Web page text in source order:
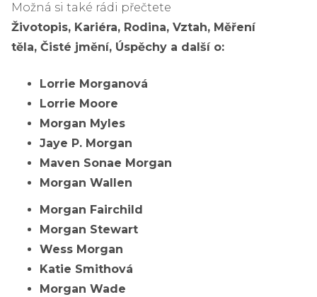
Možná si také rádi přečtete
Životopis, Kariéra, Rodina, Vztah, Měření
těla, Čisté jmění, Úspěchy a další o:
Lorrie Morganová
Lorrie Moore
Morgan Myles
Jaye P. Morgan
Maven Sonae Morgan
Morgan Wallen
Morgan Fairchild
Morgan Stewart
Wess Morgan
Katie Smithová
Morgan Wade